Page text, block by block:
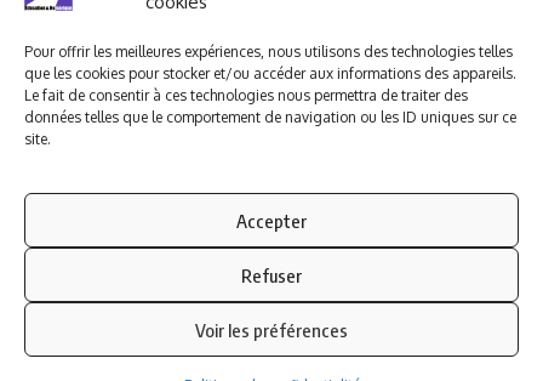
Pour offrir les meilleures expériences, nous utilisons des technologies telles
que les cookies pour stocker et/ou accéder aux informations des appareils.
Le fait de consentir à ces technologies nous permettra de traiter des
données telles que le comportement de navigation ou les ID uniques sur ce
site.
Accepter
Refuser
Voir les préférences